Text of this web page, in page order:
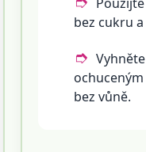
bez cukru
bez vůně.